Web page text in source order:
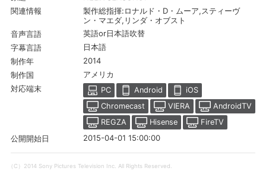
会員設定 会員情報
基本情報、本人連絡先、パスワード 、クレ
ジットカード情報の変更が可能です。
決済方法変更 決済方法の変更が可能です。
関連情報
製作総指揮:ロナルド・D・ムーア,スティーヴ
ン・マエダ,リンダ・オブスト
音声言語 英語or日本語吹替
字幕言語 日本語
制作年 2014
制作国 アメリカ
対応端末 PC Android
iOS
Chromecast
VIERA
AndroidTV
REGZA
Hisense
FireTV
公開開始日
2015-04-01 15:00:00
（C）2014 Sony Pictures Television Inc. All Rights Reserved.